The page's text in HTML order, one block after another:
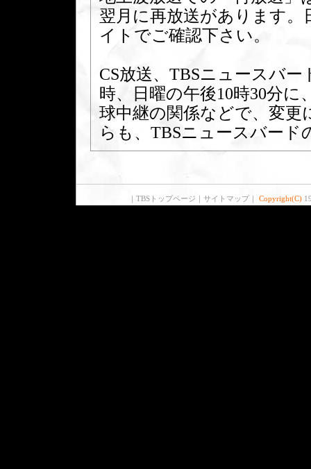
翌月に再放送があります。
イトでご確認下さい。
CS放送、TBSニュースバ
時、日曜の午後10時30分
球中継の関係などで、変
らも、TBSニュースバー
｜ TBSトップページ ｜ サイトマップ ｜ Copyright(C)